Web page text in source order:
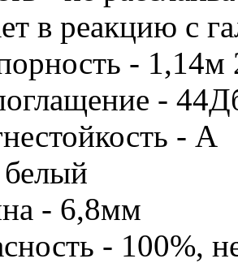
в реакцию с
- 1,14м
-
- А
- 6,8мм
- 100%,